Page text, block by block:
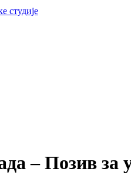
студије
– Позив за